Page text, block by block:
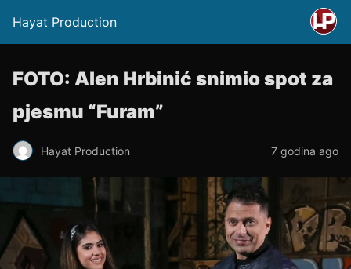
Hayat Production
FOTO: Alen Hrbinić snimio spot za
pjesmu “Furam”
Hayat Production 7 godina ago